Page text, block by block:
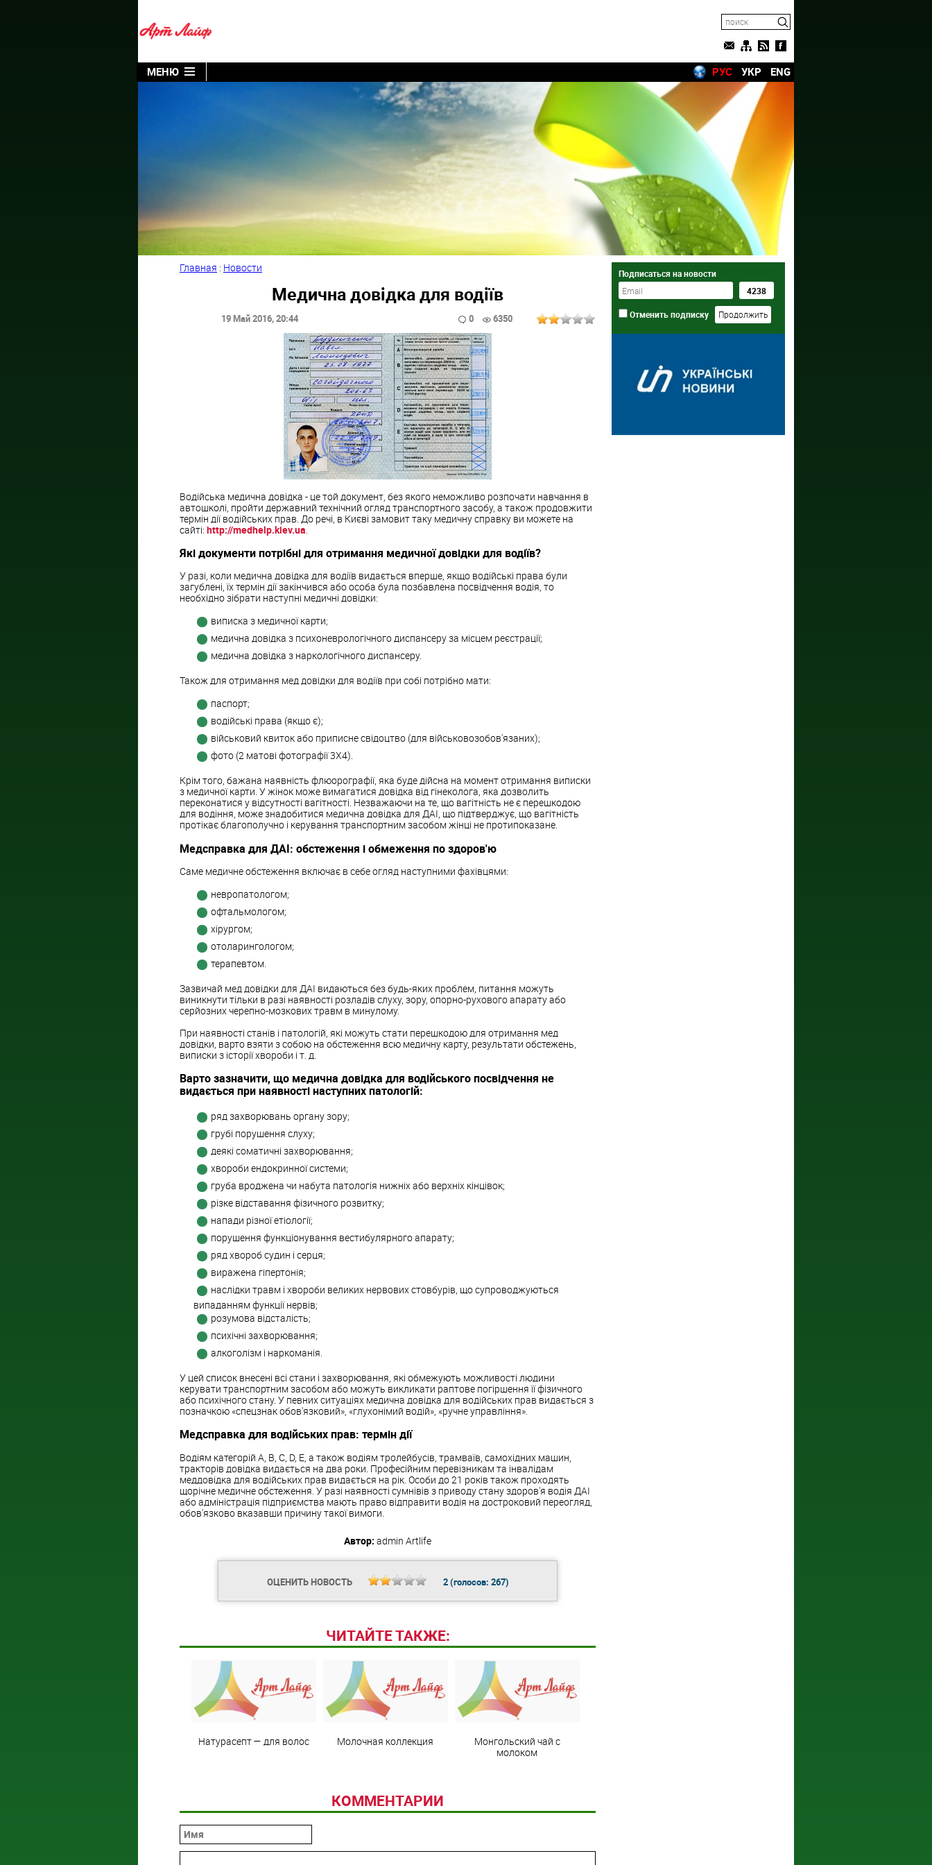
МЕНЮ РУС УКР ENG
Главная : Новости
Медична довідка для водіїв
19 Май 2016, 20:44 0 6350
Водійська медична довідка - це той документ, без якого неможливо розпочати навчання в
автошколі, пройти державний технічний огляд транспортного засобу, а також продовжити
термін дії водійських прав. До речі, в Києві замовит таку медичну справку ви можете на
сайті: http://medhelp.kiev.ua
Які документи потрібні для отримання медичної довідки для водіїв?
У разі, коли медична довідка для водіїв видається вперше, якщо водійські права були
загублені, їх термін дії закінчився або особа була позбавлена ​​посвідчення водія, то
необхідно зібрати наступні медичні довідки:
виписка з медичної карти;
медична довідка з психоневрологічного диспансеру за місцем реєстрації;
медична довідка з наркологічного диспансеру.
Також для отримання мед довідки для водіїв при собі потрібно мати:
паспорт;
водійські права (якщо є);
військовий квиток або приписне свідоцтво (для військовозобов'язаних);
фото (2 матові фотографії 3Х4).
Крім того, бажана наявність флюорографії, яка буде дійсна на момент отримання виписки
з медичної карти. У жінок може вимагатися довідка від гінеколога, яка дозволить
переконатися у відсутності вагітності. Незважаючи на те, що вагітність не є перешкодою
для водіння, може знадобитися медична довідка для ДАІ, що підтверджує, що вагітність
протікає благополучно і керування транспортним засобом жінці не протипоказане.
Медсправка для ДАІ: обстеження і обмеження по здоров'ю
Саме медичне обстеження включає в себе огляд наступними фахівцями:
невропатологом;
офтальмологом;
хірургом;
отоларингологом;
терапевтом.
Зазвичай мед довідки для ДАІ видаються без будь-яких проблем, питання можуть
виникнути тільки в разі наявності розладів слуху, зору, опорно-рухового апарату або
серйозних черепно-мозкових травм в минулому.
При наявності станів і патологій, які можуть стати перешкодою для отримання мед
довідки, варто взяти з собою на обстеження всю медичну карту, результати обстежень,
виписки з історії хвороби і т. д.
Варто зазначити, що медична довідка для водійського посвідчення не
видається при наявності наступних патологій:
ряд захворювань органу зору;
грубі порушення слуху;
деякі соматичні захворювання;
хвороби ендокринної системи;
груба вроджена чи набута патологія нижніх або верхніх кінцівок;
різке відставання фізичного розвитку;
напади різної етіології;
порушення функціонування вестибулярного апарату;
ряд хвороб судин і серця;
виражена гіпертонія;
наслідки травм і хвороби великих нервових стовбурів, що супроводжуються
випаданням функції нервів;
розумова відсталість;
психічні захворювання;
алкоголізм і наркоманія.
У цей список внесені всі стани і захворювання, які обмежують можливості людини
керувати транспортним засобом або можуть викликати раптове погіршення її фізичного
або психічного стану. У певних ситуаціях медична довідка для водійських прав видається з
позначкою «спецзнак обов'язковий», «глухонімий водій», «ручне управління».
Медсправка для водійських прав: термін дії
Водіям категорій А, В, С, D, E, а також водіям тролейбусів, трамваїв, самохідних машин,
тракторів довідка видається на два роки. Професійним перевізникам та інвалідам
меддовідка для водійських прав видається на рік. Особи до 21 років також проходять
щорічне медичне обстеження. У разі наявності сумнівів з приводу стану здоров'я водія ДАІ
або адміністрація підприємства мають право відправити водія на достроковий переогляд,
обов'язково вказавши причину такої вимоги.
Автор: admin Artlife
ОЦЕНИТЬ НОВОСТЬ 2(голосов: 267)
ЧИТАЙТЕ ТАКЖЕ:
Натурасепт — для волос Молочная коллекция
Монгольский чай с
молоком
КОММЕНТАРИИ
Подписаться на новости
Отменить подписку